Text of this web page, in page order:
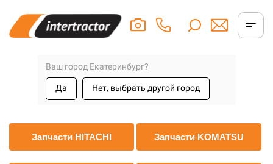
Ваш город Екатеринбург?
Да Нет, выбрать другой город
Запчасти HITACHI Запчасти KOMATSU